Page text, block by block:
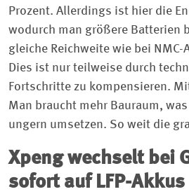
Prozent. Allerdings ist hier die
wodurch man größere Batterien
gleiche Reichweite wie bei NMC-
Dies ist nur teilweise durch
Fortschritte zu kompensieren.
Man braucht mehr Bauraum,
ungern umsetzen. So weit die
Xpeng wechselt bei
sofort auf LFP-Akkus